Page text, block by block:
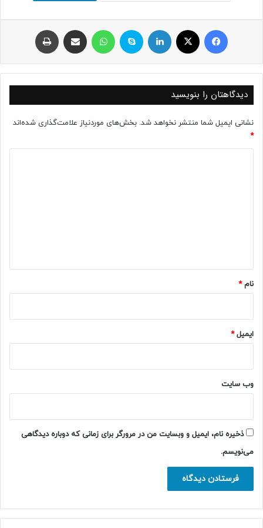
فیسبوک ایکس لینکداین اسکایپ واتس آپ اشتراک با ایمیل
دیدگاهتان را بنویسید
نشانی ایمیل شما منتشر نخواهد شد. بخش‌های موردنیاز علامت‌گذاری شده‌اند
*
نام*
ایمیل*
وب‌ سایت
ذخیره نام، ایمیل و وبسایت من در مرورگر برای زمانی که دوباره دیدگاهی
می‌نویسم.